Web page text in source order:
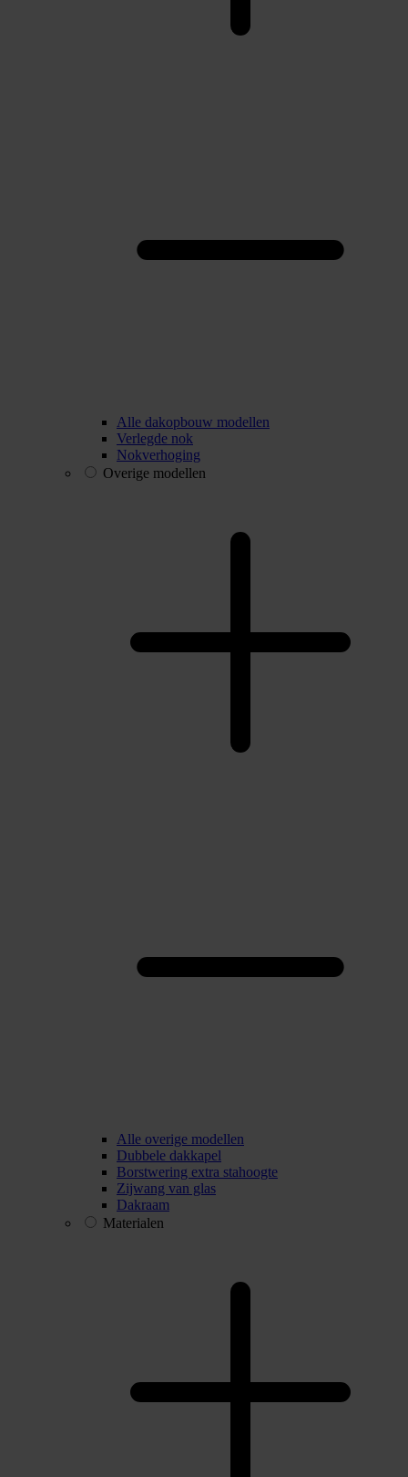
Alle dakopbouw modellen
Verlegde nok
Nokverhoging
Overige modellen
Alle overige modellen
Dubbele dakkapel
Borstwering extra stahoogte
Zijwang van glas
Dakraam
Materialen